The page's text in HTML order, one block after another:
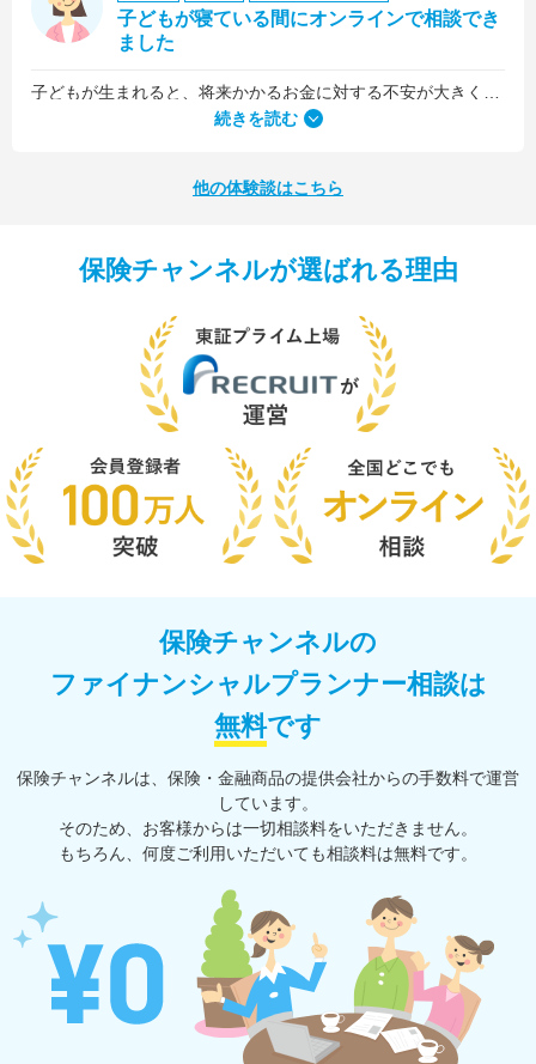
子どもが寝ている間にオンラインで相談でき
ました
何より、とても親身になって対応してくださって大満足。うちと同じように子どもの将来のお金のことで悩んでいる友人にも教えました。
続きを読む
他の体験談はこちら
保険チャンネルが選ばれる理由
保険チャンネルの
ファイナンシャルプランナー相談は
無料です
保険チャンネルは、保険・⾦融商品の提供会社からの⼿数料で運営
しています。
そのため、お客様からは一切相談料をいただきません。
もちろん、何度ご利⽤いただいても相談料は無料です。